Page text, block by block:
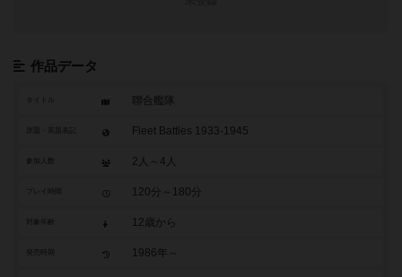
作品データ
タイトル 聯合艦隊
Fleet Battles 1933-1945
参加人数 2人～4人
120分～180分
12歳から
1986年～